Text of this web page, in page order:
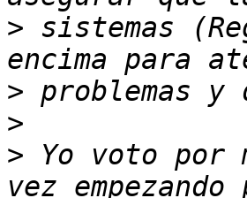
> sistemas
>
>
> Yo voto por